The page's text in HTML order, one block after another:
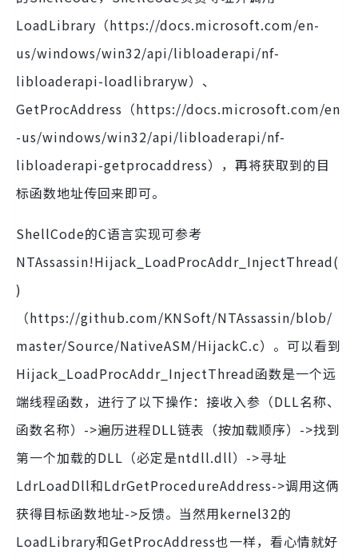
LoadLibrary（https://docs.microsoft.com/en-
us/windows/win32/api/libloaderapi/nf-
libloaderapi-loadlibraryw）、
GetProcAddress（https://docs.microsoft.com/en
-us/windows/win32/api/libloaderapi/nf-
libloaderapi-getprocaddress），再将获取到的目
标函数地址传回来即可。
ShellCode的C语言实现可参考
NTAssassin!Hijack_LoadProcAddr_InjectThread(
)
（https://github.com/KNSoft/NTAssassin/blob/
master/Source/NativeASM/HijackC.c）。可以看到
Hijack_LoadProcAddr_InjectThread函数是一个远
端线程函数，进行了以下操作：接收入参（DLL名称、
函数名称）->遍历进程DLL链表（按加载顺序）->找到
第一个加载的DLL（必定是ntdll.dll）->寻址
LdrLoadDll和LdrGetProcedureAddress->调用这俩
获得目标函数地址->反馈。当然用kernel32的
LoadLibrary和GetProcAddress也一样，看心情就好